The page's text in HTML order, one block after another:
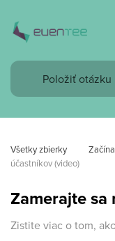
Všetky zbierky
účastníkov (video)
Zamerajte
Zistite viac o tom,